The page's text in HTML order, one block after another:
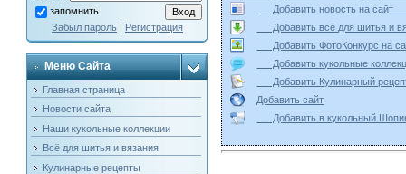
запомнить
Забыл пароль| Регистрация
Меню Сайта
Главная страница
Новости сайта
Наши кукольные коллекции
Всё для шитья и вязания
Кулинарные рецепты
Добавить новость на
Добавить всё для шитья и
Добавить ФотоКонкурс на
Добавить кукольные
Добавить Кулинарный
Добавить сайт
Добавить в кукольный